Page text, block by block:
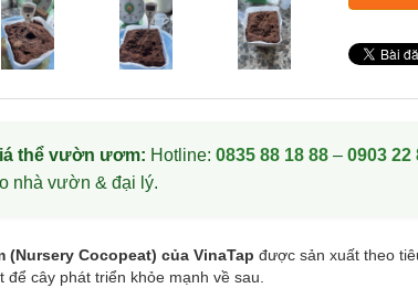
thể vườn ươm: Hotline: 0835 88 18 88 – 0903 22
nhà vườn & đại lý.
Cocopeat) của VinaTap được sản xuất theo
cây phát triển khỏe mạnh về sau.